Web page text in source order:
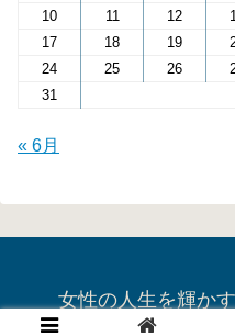
10
11 12
17
18 19
24
25 26
31
« 6月
女性の人生を輝か
© 2019 女性の人生を